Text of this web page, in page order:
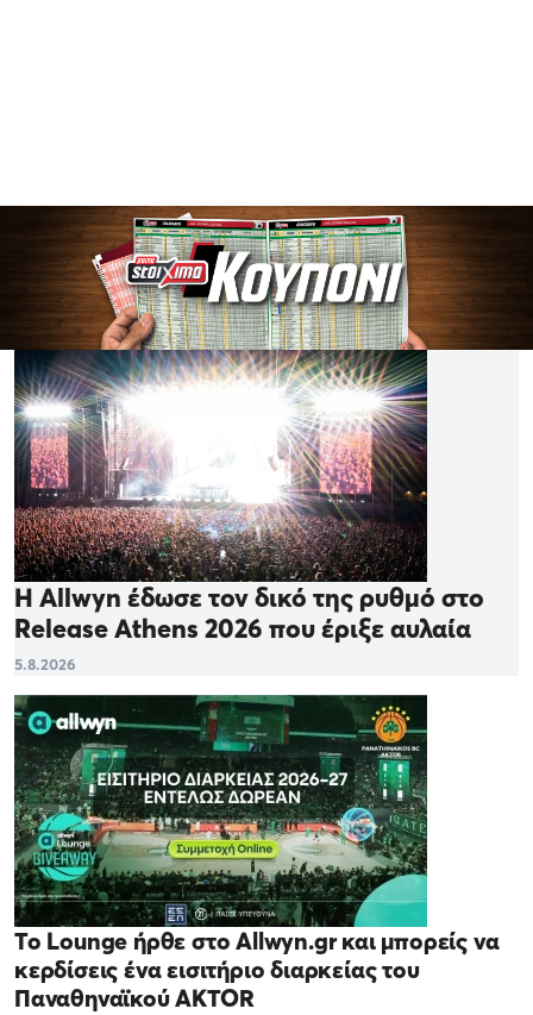
Η Allwyn έδωσε τον δικό της ρυθμό στο
Release Athens 2026 που έριξε αυλαία
5.8.2026
Το Lounge ήρθε στο Allwyn.gr και μπορείς να
κερδίσεις ένα εισιτήριο διαρκείας του
Παναθηναϊκού AKTOR